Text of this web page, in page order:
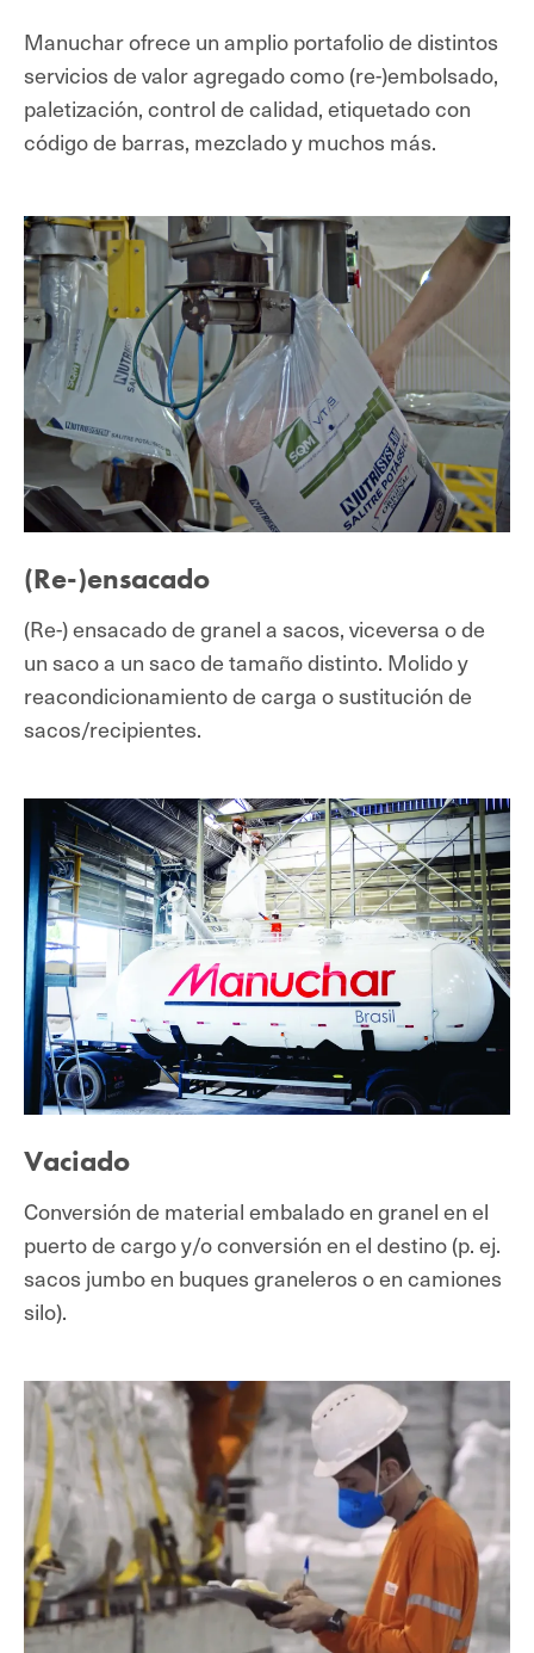
Manuchar ofrece un amplio portafolio de distintos
servicios de valor agregado como (re-)embolsado,
paletización, control de calidad, etiquetado con
código de barras, mezclado y muchos más.
(Re-)ensacado
(Re-) ensacado de granel a sacos, viceversa o de
un saco a un saco de tamaño distinto. Molido y
reacondicionamiento de carga o sustitución de
sacos/recipientes.
Vaciado
Conversión de material embalado en granel en el
puerto de cargo y/o conversión en el destino (p. ej.
sacos jumbo en buques graneleros o en camiones
silo).